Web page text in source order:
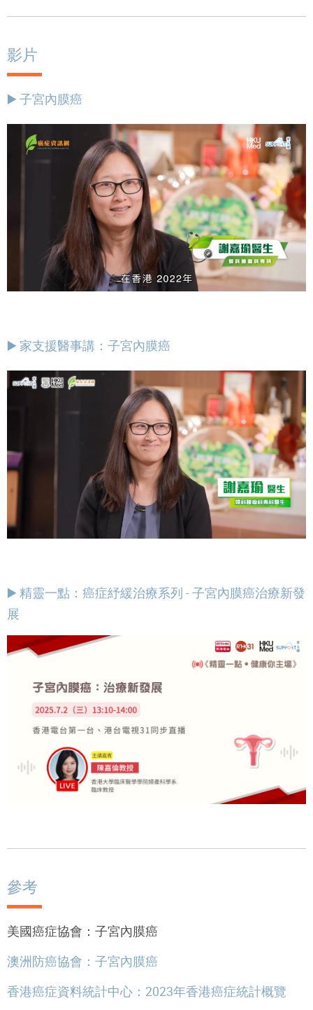
影片
▶️ 子宮內膜癌
▶️ 家支援醫事講：子宮內膜癌
▶️ 精靈一點：癌症紓緩治療系列 - 子宮內膜癌治療新發
展
參考
美國癌症協會：子宮內膜癌
澳洲防癌協會：子宮內膜癌
香港癌症資料統計中心：2023年香港癌症統計概覽